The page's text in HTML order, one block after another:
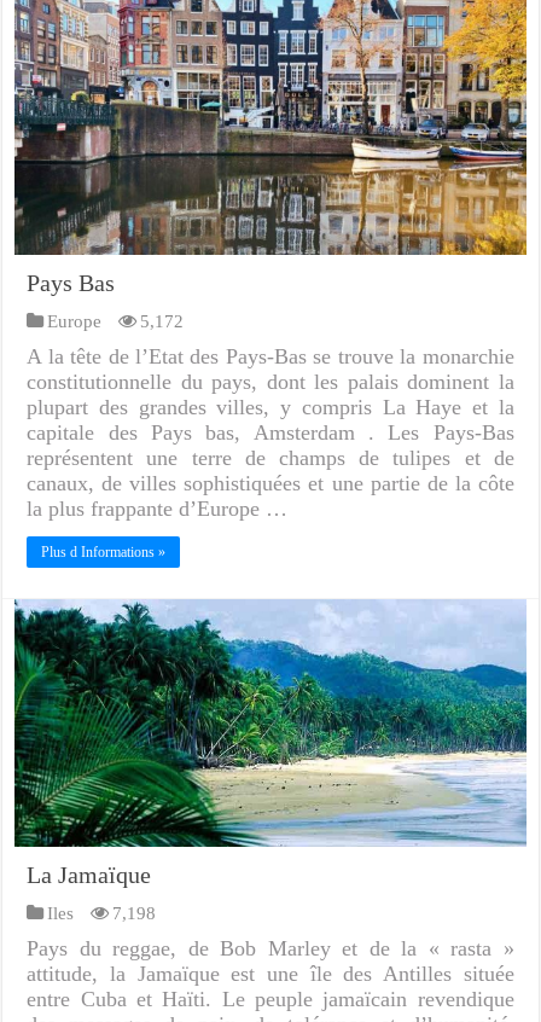
Pays Bas
Europe 5,172
A la tête de l’Etat des Pays-Bas se trouve la monarchie
constitutionnelle du pays, dont les palais dominent la
plupart des grandes villes, y compris La Haye et la
capitale des Pays bas, Amsterdam . Les Pays-Bas
représentent une terre de champs de tulipes et de
canaux, de villes sophistiquées et une partie de la côte
la plus frappante d’Europe …
Plus d Informations »
La Jamaïque
Iles 7,198
Pays du reggae, de Bob Marley et de la « rasta »
attitude, la Jamaïque est une île des Antilles située
entre Cuba et Haïti. Le peuple jamaïcain revendique